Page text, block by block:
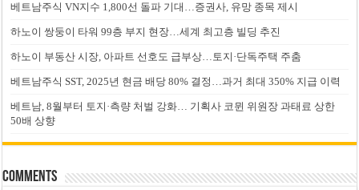
베트남주식 VN지수 1,800선 돌파 기대…증권사, 유망 종목 제시
하노이 쌍둥이 타워 99층 부지 현장…세계 최고층 빌딩 추진
하노이 부동산 시장, 아파트 선호도 급부상…토지·단독주택 주춤
베트남주식 SST, 2025년 현금 배당 80% 결정…과거 최대 350% 지급 이력
베트남, 8월부터 토지·측량 처벌 강화… 기획사 코뮌 위원장 과태료 상한
50배 상향
Comments